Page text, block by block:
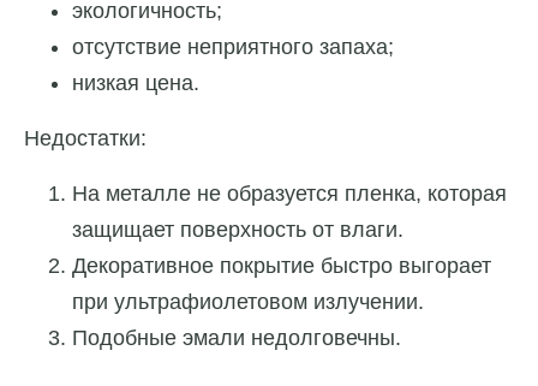
экологичность;
отсутствие неприятного запаха;
низкая цена.
Недостатки:
На металле не образуется пленка, которая
защищает поверхность от влаги.
Декоративное покрытие быстро выгорает
при ультрафиолетовом излучении.
Подобные эмали недолговечны.